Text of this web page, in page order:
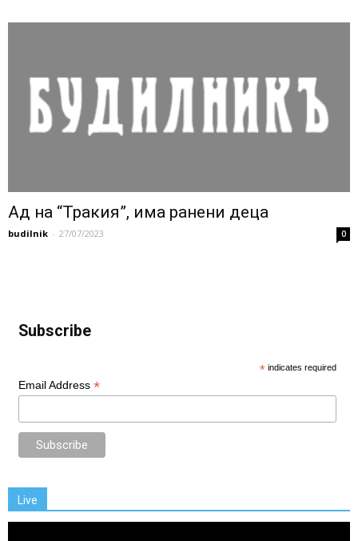
Ад на “Тракия”, има ранени деца
budilnik - 27/07/2023 0
Subscribe
* indicates required
Email Address *
Live